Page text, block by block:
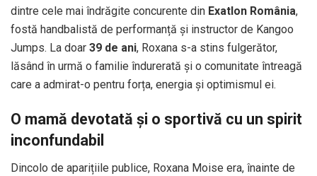
dintre cele mai îndrăgite concurente din Exatlon România,
fostă handbalistă de performanță și instructor de Kangoo
Jumps. La doar 39 de ani, Roxana s-a stins fulgerător,
lăsând în urmă o familie îndurerată și o comunitate întreagă
care a admirat-o pentru forța, energia și optimismul ei.
O mamă devotată și o sportivă cu un spirit
inconfundabil
Dincolo de aparițiile publice, Roxana Moise era, înainte de